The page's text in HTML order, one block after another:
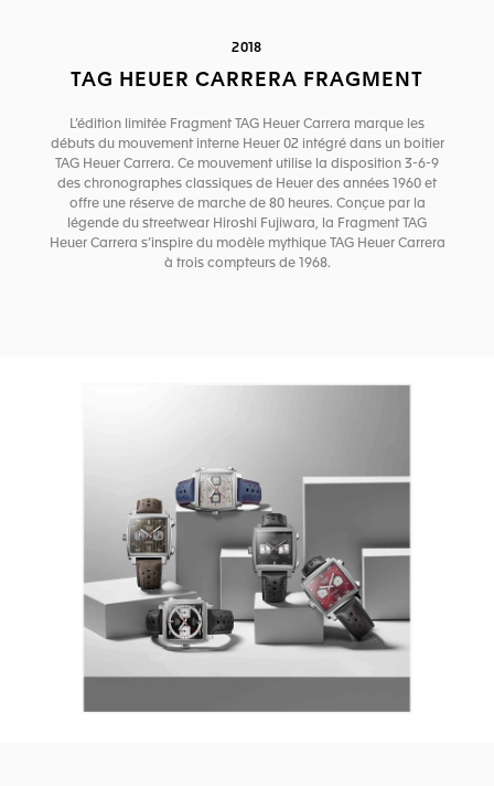
2018
TAG HEUER CARRERA FRAGMENT
L’édition limitée Fragment TAG Heuer Carrera marque les
débuts du mouvement interne Heuer 02 intégré dans un boitier
TAG Heuer Carrera. Ce mouvement utilise la disposition 3-6-9
des chronographes classiques de Heuer des années 1960 et
offre une réserve de marche de 80 heures. Conçue par la
légende du streetwear Hiroshi Fujiwara, la Fragment TAG
Heuer Carrera s’inspire du modèle mythique TAG Heuer Carrera
à trois compteurs de 1968.